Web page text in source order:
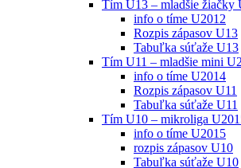
Tím U13 – mladšie žiačky
info o tíme U2012
Rozpis zápasov U13
Tabuľka súťaže U13
Tím U11 – mladšie mini
info o tíme U2014
Rozpis zápasov U11
Tabuľka súťaže U11
Tím U10 – mikroliga
info o tíme U2015
rozpis zápasov U10
Tabuľka súťaže U10